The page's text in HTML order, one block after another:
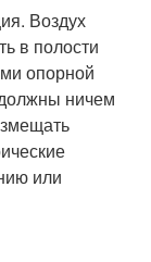
Воздух
в полости
опорной
ничем
или